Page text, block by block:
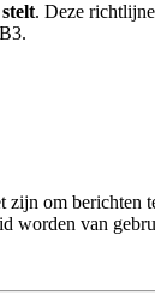
. Deze
zijn om
worden van